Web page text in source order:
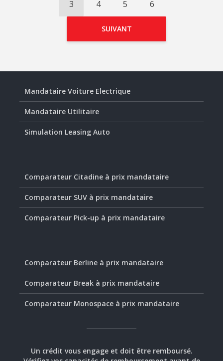
3 4 5 6
SUIVANT
Mandataire Voiture Electrique
Mandataire Utilitaire
Simulation Leasing Auto
Comparateur Citadine à prix mandataire
Comparateur SUV à prix mandataire
Comparateur Pick-up à prix mandataire
Comparateur Berline à prix mandataire
Comparateur Break à prix mandataire
Comparateur Monospace à prix mandataire
Un crédit vous engage et doit être remboursé.